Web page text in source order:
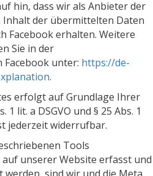
hin, dass wir als Anbieter der
Inhalt der übermittelten Daten
Facebook erhalten. Weitere
Sie in der
unter: https://de-
.
erfolgt auf Grundlage Ihrer
lit. a DSGVO und § 25 Abs. 1
jederzeit widerrufbar.
Tools
unserer Website erfasst und